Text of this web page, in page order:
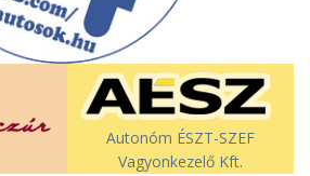
Autonóm ÉSZT-SZEF
Vagyonkezelő Kft.